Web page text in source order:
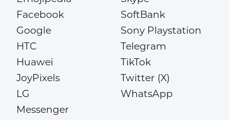
Facebook
Google
HTC
Huawei
JoyPixels
LG
Messenger
SoftBank
Sony Playstation
Telegram
TikTok
Twitter (X)
WhatsApp